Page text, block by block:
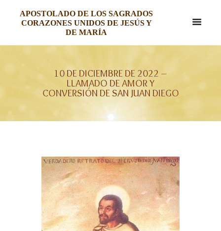
APOSTOLADO DE LOS SAGRADOS
CORAZONES UNIDOS DE JESÚS Y
DE MARÍA
10 DE DICIEMBRE DE 2022 –
LLAMADO DE AMOR Y
CONVERSIÓN DE SAN JUAN DIEGO